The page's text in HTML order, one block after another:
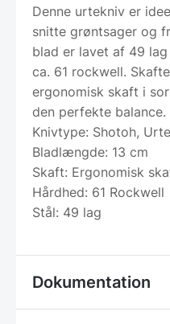
Denne urtekniv er
snitte grøntsager og
blad er lavet af 49
ca. 61 rockwell.
ergonomisk skaft i
den perfekte balance.
Knivtype: Shotoh,
Bladlængde: 13 cm
Skaft: Ergonomisk
Hårdhed: 61 Rockwell
Stål: 49 lag
Dokumentation